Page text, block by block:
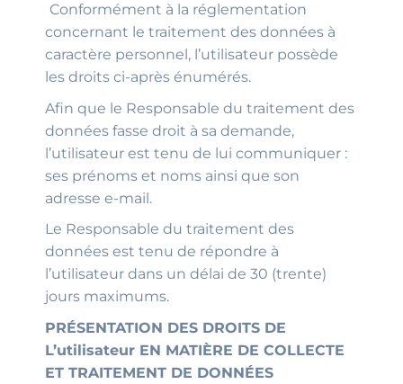
Conformément à la réglementation
concernant le traitement des données à
caractère personnel, l’utilisateur possède
les droits ci-après énumérés.
Afin que le Responsable du traitement des
données fasse droit à sa demande,
l’utilisateur est tenu de lui communiquer :
ses prénoms et noms ainsi que son
adresse e-mail.
Le Responsable du traitement des
données est tenu de répondre à
l’utilisateur dans un délai de 30 (trente)
jours maximums.
PRÉSENTATION DES DROITS DE
L’utilisateur EN MATIÈRE DE COLLECTE
ET TRAITEMENT DE DONNÉES